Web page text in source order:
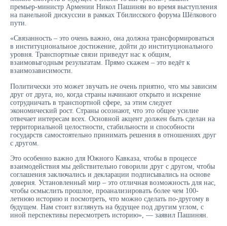
премьер-министр Армении Никол Пашинян во время выступления
на панельной дискуссии в рамках Тбилисского форума Шёлкового
пути.
«Связанность – это очень важно, она должна трансформироваться
в институциональное достижение, дойти до институционального
уровня. Транспортные связи приведут нас к общим,
взаимовыгодным результатам. Прямо скажем – это ведёт к
взаимозависимости.
Политически это может звучать не очень приятно, что мы зависим
друг от друга, но, когда страны начинают открыто и искренне
сотрудничать в транспортной сфере, за этим следует
экономический рост. Страны осознают, что это общее усилие
отвечает интересам всех. Основной акцент должен быть сделан на
территориальной целостности, стабильности и способности
государств самостоятельно принимать решения в отношениях друг
с другом.
Это особенно важно для Южного Кавказа, чтобы в процессе
взаимодействия мы действительно говорили друг с другом, чтобы
соглашения заключались и декларации подписывались на основе
доверия. Установленный мир – это отличная возможность для нас,
чтобы осмыслить прошлое, проанализировать более чем 100-
летнюю историю и посмотреть, что можно сделать по-другому в
будущем. Нам стоит взглянуть на будущее под другим углом, с
иной перспективы пересмотреть историю», — заявил Пашинян.